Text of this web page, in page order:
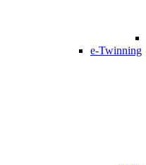
e-Twinning